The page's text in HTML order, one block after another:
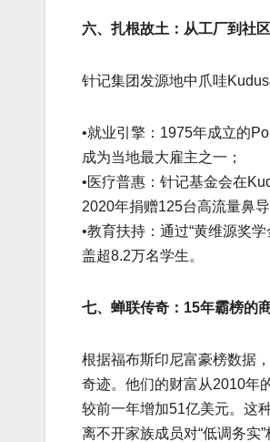
六、扎根故土：从工厂到社
针记集团发源地中爪哇
•就业引擎：1975年成立的
成为当地最大雇主之一；
•医疗普惠：针记基金会在
2020年捐赠125台高流量鼻
•教育扶持：通过“黄维源奖
盖超8.2万名学生。
七、蝉联传奇：15年霸榜的
根据福布斯印尼富豪榜数据
奇迹。他们的财富从2010年
较前一年增加51亿美元。这
离不开家族成员对“低调务实”